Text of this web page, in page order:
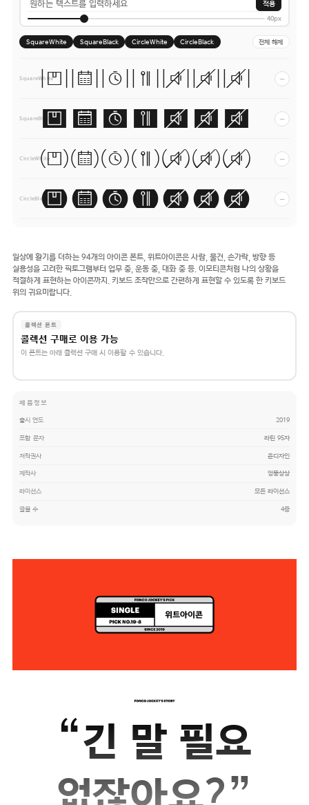
적용
40px
SquareWhite SquareBlack CircleWhite CircleBlack 전체 해제
SquareWhite ABCDEabcde −
SquareBlack ABCDEabcde −
CircleWhite ABCDEabcde −
CircleBlack ABCDEabcde −
일상에 활기를 더하는 94개의 아이콘 폰트, 위트아이콘은 사람, 물건, 손가락, 방향 등
실용성을 고려한 픽토그램부터 업무 중, 운동 중, 대화 중 등. 이모티콘처럼 나의 상황을
적절하게 표현하는 아이콘까지. 키보드 조작만으로 간편하게 표현할 수 있도록 한 키보드
위의 귀요미랍니다.
콜렉션 폰트
콜렉션 구매로 이용 가능
이 폰트는 아래 콜렉션 구매 시 이용할 수 있습니다.
제품정보
출시 연도 2019
포함 문자 라틴 95자
저작권사 윤디자인
제작사 엉뚱상상
라이선스 모든 라이선스
글꼴 수 4종
“긴 말 필요
없잖아요?”